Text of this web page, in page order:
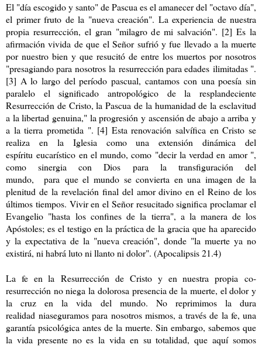
El "día escogido y santo" de Pascua es el amanecer del "octavo día",
el primer fruto de la "nueva creación". La experiencia de nuestra
propia resurrección, el gran "milagro de mi salvación". [2] Es la
afirmación vivida de que el Señor sufrió y fue llevado a la muerte
por nuestro bien y que resucitó de entre los muertos por nosotros
"presagiando para nosotrosla resurrección para edades ilimitadas ".
[3] A lo largo del período pascual,cantamos con una poesía sin
paralelo el significado antropológico de la resplandeciente
Resurrección de Cristo, la Pascua de la humanidad de la esclavitud
a la libertad genuina," la progresión y ascensión de abajo a arriba y
a la tierra prometida ". [4] Esta renovación salvífica en Cristo se
realiza en la Iglesia como una extensión dinámica del
espíritu eucarístico en el mundo, como "decir la verdad en amor ",
como sinergia con Dios para la transfiguración del
mundo, para que el mundo se convierta en una imagen de la
plenitud de la revelación final del amor divino en el Reino de los
últimos tiempos. Vivir en el Señor resucitado significa proclamar el
Evangelio "hastalos confines de la tierra", a la manera de los
Apóstoles; es el testigo en la práctica de la gracia que ha aparecido
y la expectativa de la "nueva creación", donde "la muerte ya no
existirá, ni habrá luto ni llanto ni dolor". (Apocalipsis 21.4)
La fe en laResurrección de Cristo y en nuestra propiaco-
resurrección no niega la dolorosa presencia de la muerte, el dolor y
la cruz en la vida del mundo. No reprimimos la dura
realidadniaseguramos para nosotros mismos, a través de la fe, una
garantía psicológica antes de la muerte. Sin embargo, sabemos que
la vida presente no es la vida en su totalidad, que aquí somos